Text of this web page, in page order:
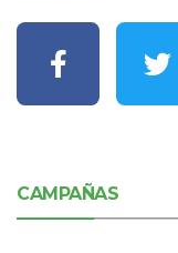
CAMPAÑAS